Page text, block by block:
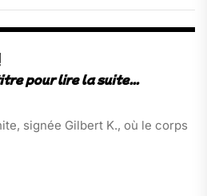
signée Gilbert K., où le corps